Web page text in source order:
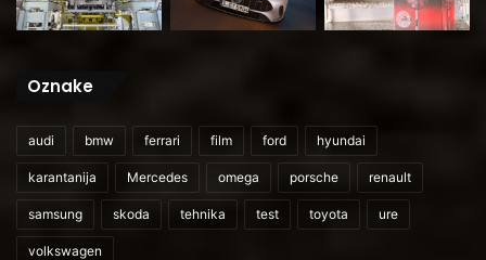
Oznake
audi bmw ferrari film ford hyundai
karantanija Mercedes omega porsche renault
samsung skoda tehnika test toyota ure
volkswagen